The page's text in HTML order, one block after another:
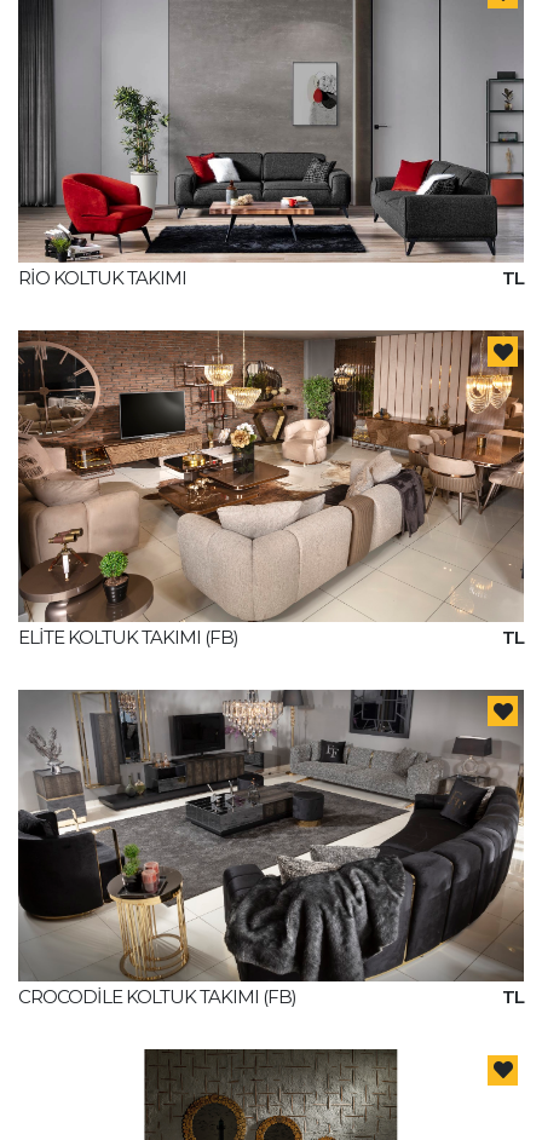
RİO KOLTUK TAKIMI TL
ELİTE KOLTUK TAKIMI (FB) TL
CROCODİLE KOLTUK TAKIMI (FB) TL